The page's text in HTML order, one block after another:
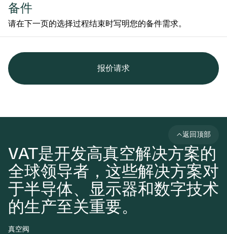
备件
请在下一页的选择过程结束时写明您的备件需求。
报价请求
VAT是开发高真空解决方案的
全球领导者，这些解决方案对
于半导体、显示器和数字技术
的生产至关重要。
返回顶部
真空阀